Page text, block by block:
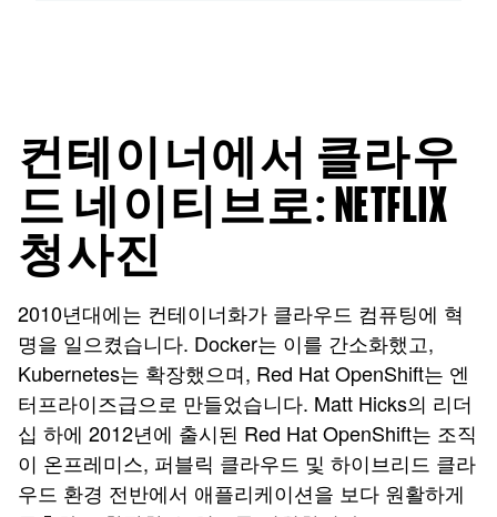
컨테이너에서 클라우
드 네이티브로: NETFLIX
청사진
2010년대에는 컨테이너화가 클라우드 컴퓨팅에 혁
명을 일으켰습니다. Docker는 이를 간소화했고,
Kubernetes는 확장했으며, Red Hat OpenShift는 엔
터프라이즈급으로 만들었습니다. Matt Hicks의 리더
십 하에 2012년에 출시된 Red Hat OpenShift는 조직
이 온프레미스, 퍼블릭 클라우드 및 하이브리드 클라
우드 환경 전반에서 애플리케이션을 보다 원활하게